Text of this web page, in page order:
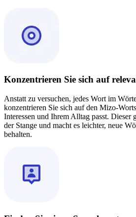
Konzentrieren Sie sich auf
Anstatt zu versuchen, jedes Wort im
konzentrieren Sie sich auf den Mizo-
Interessen und Ihrem Alltag passt. Dieser
der Stange und macht es leichter, neue
behalten.